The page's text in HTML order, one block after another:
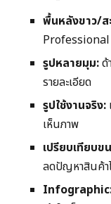
พื้นหลังขาว/ส
Professional
รูปหลายมุม:ด้
รายละเอียด
รูปใช้งานจริง:
เห็นภาพ
เปรียบเทียบข
ลดปัญหาสินค้า